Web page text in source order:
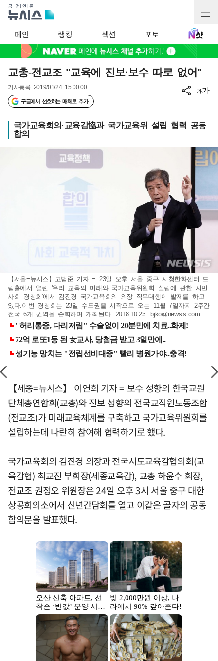
메인 랭킹 섹션 포토
교총-전교조 "교육에 진보·보수 따로 없어"
기사등록 2019/01/24 15:00:00
구글에서 선호하는 매체로 추가
가가
국가교육회의·교육감協과 국가교육위 설립 협력 공동
합의
【서울=뉴시스】고범준 기자 = 23일 오후 서울 중구 시청한화센터 드
림홀에서 열린 '우리 교육의 미래와 국가교육위원회 설립에 관한 시민
사회 경청회'에서 김진경 국가교육회의 의장 직무대행이 발제를 하고
있다.이번 경청회는 23일 수도권을 시작으로 오는 11월 7일까지 2주간
전국 6개 권역을 순회하며 개최된다. 2018.10.23. bjko@newsis.com
【세종=뉴시스】 이연희 기자 = 보수 성향의 한국교원
단체총연합회(교총)와 진보 성향의 전국교직원노동조합
(전교조)가 미래교육체계를 구축하고 국가교육위원회를
설립하는데 나란히 참여해 협력하기로 했다.
국가교육회의 김진경 의장과 전국시도교육감협의회(교
육감협) 최교진 부회장(세종교육감), 교총 하윤수 회장,
전교조 권정오 위원장은 24일 오후 3시 서울 중구 대한
상공회의소에서 신년간담회를 열고 이같은 골자의 공동
합의문을 발표했다.